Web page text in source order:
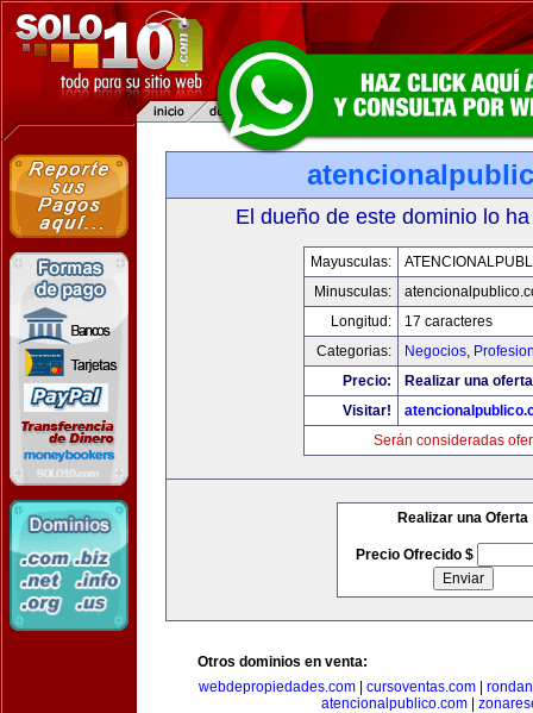
El dueño de este dominio lo
Mayusculas:
Minusculas:
Longitud:
17 caracteres
Categorias:
Negocios,
Precio:
Realizar una
Visitar!
Serán consideradas
Realizar una Oferta
Precio Ofrecido $
Otros dominios en venta:
webdepropiedades.com| cursoventas.com|
atencionalpublico.com